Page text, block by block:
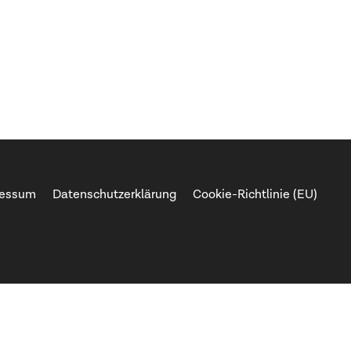
Datenschutzerklärung Cookie-Richtlinie (EU)